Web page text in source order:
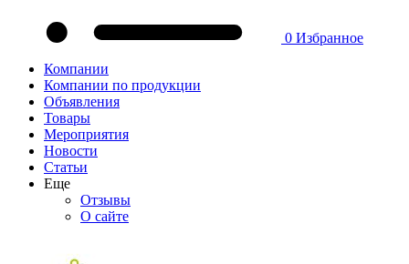
0 Избранное
Компании
Компании по продукции
Объявления
Товары
Мероприятия
Новости
Статьи
Еще
Отзывы
О сайте